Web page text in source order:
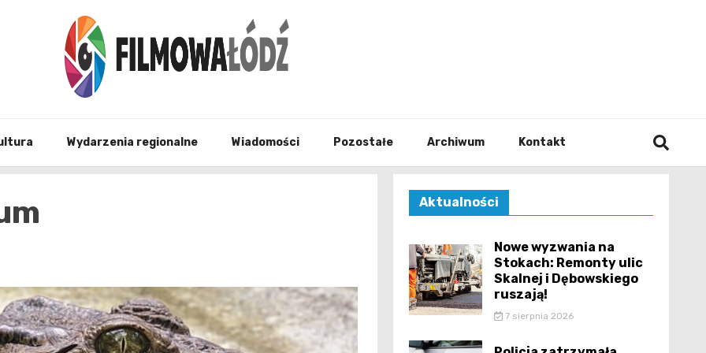
Wydarzenia regionalne Wiadomości Pozostałe Archiwum Kontakt
Aktualności
Nowe wyzwania na
Stokach: Remonty ulic
Skalnej i Dębowskiego
ruszają!
7 sierpnia 2026